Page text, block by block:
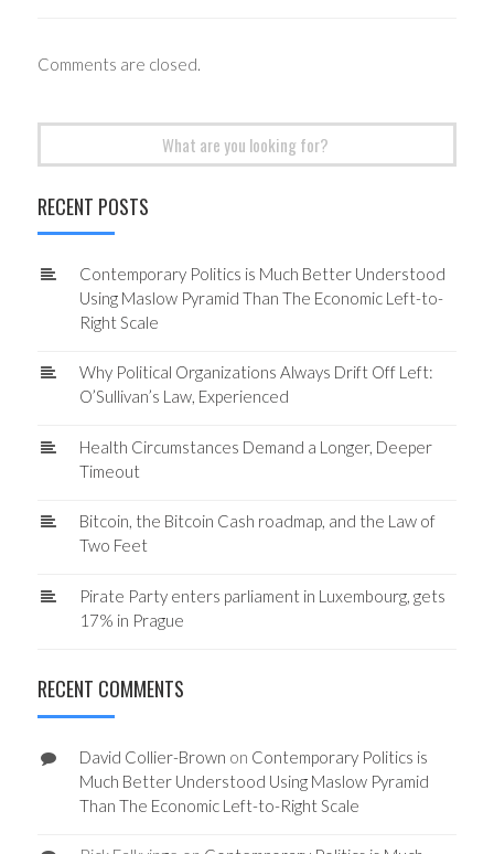
Comments are closed.
RECENT POSTS
Contemporary Politics is Much Better Understood
Using Maslow Pyramid Than The Economic Left-to-
Right Scale
Why Political Organizations Always Drift Off Left:
O’Sullivan’s Law, Experienced
Health Circumstances Demand a Longer, Deeper
Timeout
Bitcoin, the Bitcoin Cash roadmap, and the Law of
Two Feet
Pirate Party enters parliament in Luxembourg, gets
17% in Prague
RECENT COMMENTS
David Collier-Brown on Contemporary Politics is
Much Better Understood Using Maslow Pyramid
Than The Economic Left-to-Right Scale